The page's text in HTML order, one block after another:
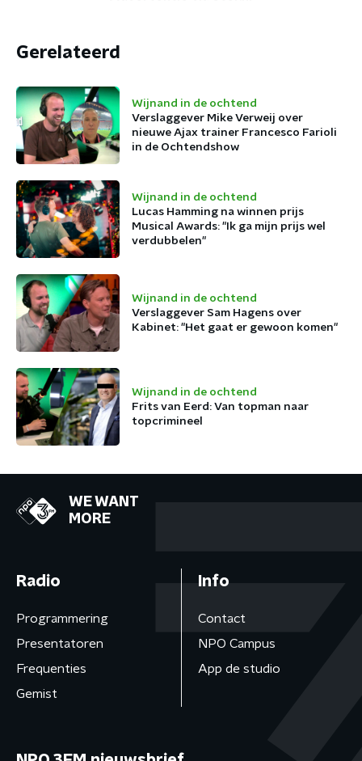
Gerelateerd
Wijnand in de ochtend
Verslaggever Mike Verweij over
nieuwe Ajax trainer Francesco Farioli
in de Ochtendshow
Wijnand in de ochtend
Lucas Hamming na winnen prijs
Musical Awards: "Ik ga mijn prijs wel
verdubbelen"
Wijnand in de ochtend
Verslaggever Sam Hagens over
Kabinet: "Het gaat er gewoon komen"
Wijnand in de ochtend
Frits van Eerd: Van topman naar
topcrimineel
WE WANT
MORE
Radio
Programmering
Presentatoren
Frequenties
Gemist
Info
Contact
NPO Campus
App de studio